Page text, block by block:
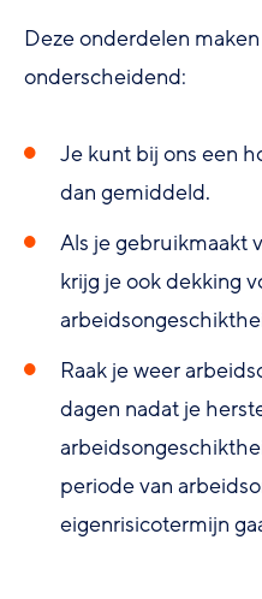
Deze onderdelen
onderscheidend:
Je kunt bij ons een
dan gemiddeld.
Als je gebruikmaakt
krijg je ook dekking
Raak je weer
dagen nadat je
periode van
eigenrisicotermijn